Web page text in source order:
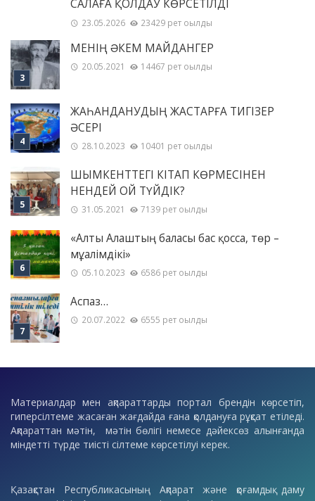
САЛАҒА ҚОЛДАУ КӨРСЕТІЛДІ
23.05.2026 23429 рет оқылды
МЕНІҢ ƏКЕМ МАЙДАНГЕР
20.05.2021 14467 рет оқылды
ЖАҺАНДАНУДЫҢ ЖАСТАРҒА ТИГІЗЕР
ӘСЕРІ
28.10.2023 10401 рет оқылды
ШЫМКЕНТТЕГІ КІТАП КӨРМЕСІНЕН
НЕНДЕЙ ОЙ ТҮЙДІК?
31.05.2021 7139 рет оқылды
«Алты Алаштың баласы бас қосса, төр –
мұғалімдікі»
05.10.2023 6586 рет оқылды
Аспаз…
20.07.2022 6555 рет оқылды
Материалдар мен ақпараттарды портал брендін көрсетіп,
гиперсілтеме жасаған жағдайда ғана қолдануға рұқсат етіледі.
Ақпараттан мәтін, мәтін бөлігі немесе дәйексөз алынғанда
міндетті түрде тиісті сілтеме көрсетілуі керек.
Қазақстан Республикасының Ақпарат және қоғамдық даму